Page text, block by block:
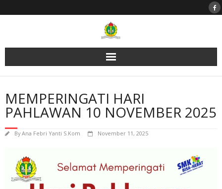
to
MEMPERINGATI HARI
PAHLAWAN 10 NOVEMBER 2025
ByAna Febri Yanti S.Kom November 11, 2025